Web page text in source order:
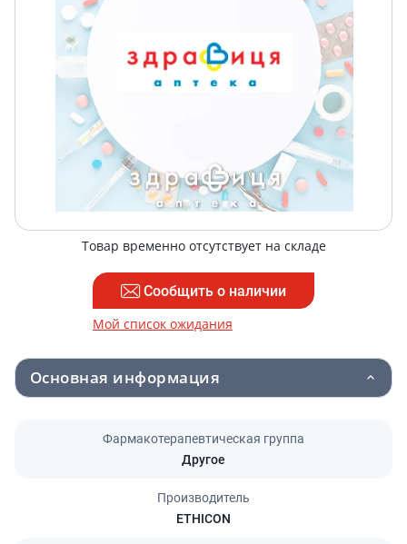
Товар временно отсутствует на складе
Сообщить о наличии
Мой список ожидания
Основная информация
Фармакотерапевтическая группа
Другое
Производитель
ETHICON